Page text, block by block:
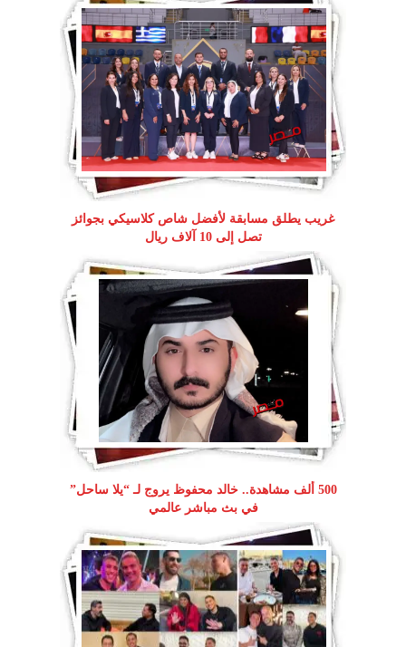
غريب يطلق مسابقة لأفضل شاص كلاسيكي بجوائز
تصل إلى 10 آلاف ريال
500 ألف مشاهدة.. خالد محفوظ يروج لـ “يلا ساحل”
في بث مباشر عالمي